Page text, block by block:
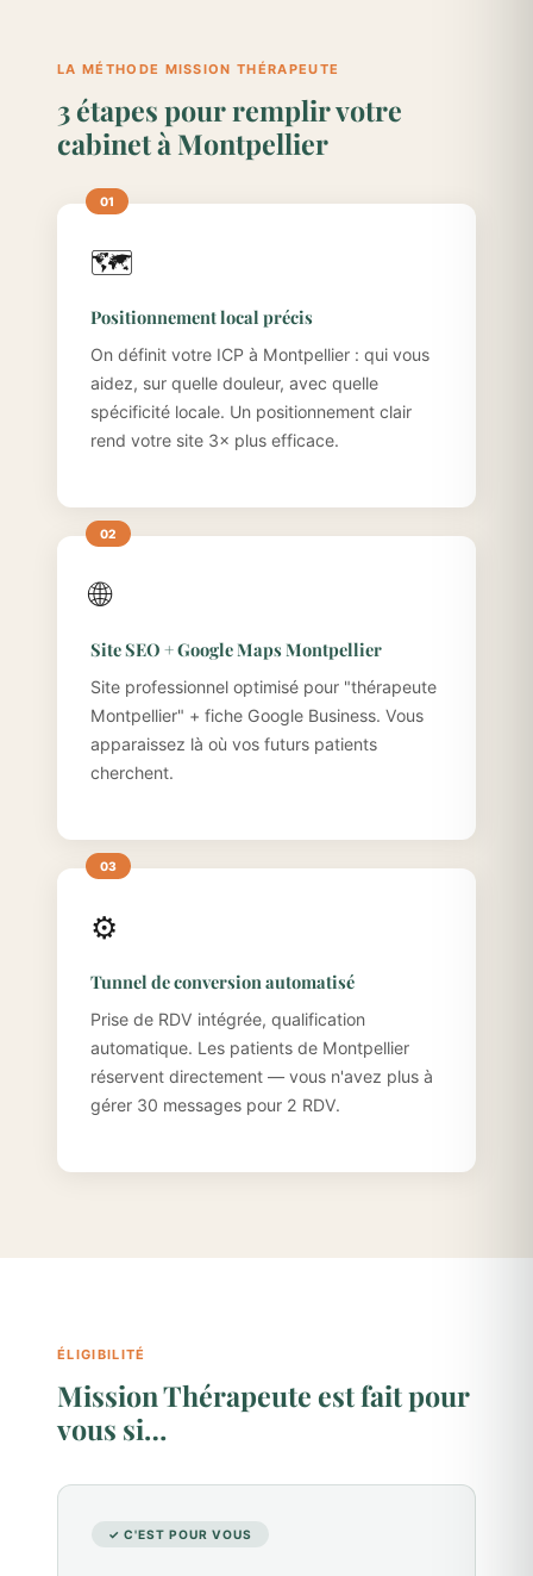
LA MÉTHODE MISSION THÉRAPEUTE
3 étapes pour remplir votre
cabinet à Montpellier
🗺️
Positionnement local précis
On définit votre ICP à Montpellier : qui vous
aidez, sur quelle douleur, avec quelle
spécificité locale. Un positionnement clair
rend votre site 3× plus efficace.
🌐
Site SEO + Google Maps Montpellier
Site professionnel optimisé pour "thérapeute
Montpellier" + fiche Google Business. Vous
apparaissez là où vos futurs patients
cherchent.
⚙️
Tunnel de conversion automatisé
Prise de RDV intégrée, qualification
automatique. Les patients de Montpellier
réservent directement — vous n'avez plus à
gérer 30 messages pour 2 RDV.
ÉLIGIBILITÉ
Mission Thérapeute est fait pour
vous si…
✓ C'EST POUR VOUS